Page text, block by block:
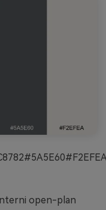
open-plan